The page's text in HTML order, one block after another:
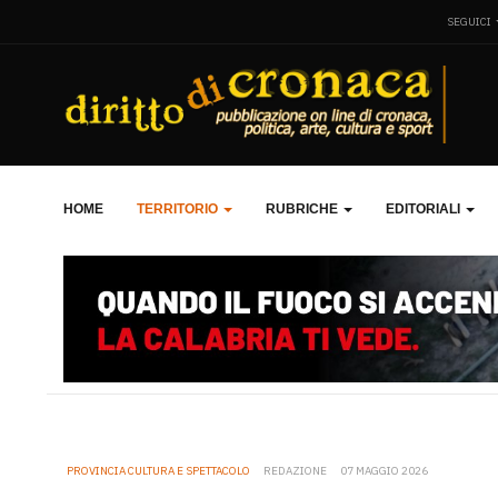
SEGUICI
HOME TERRITORIO RUBRICHE EDITORIALI
PROVINCIA CULTURA E SPETTACOLO REDAZIONE 07 MAGGIO 2026